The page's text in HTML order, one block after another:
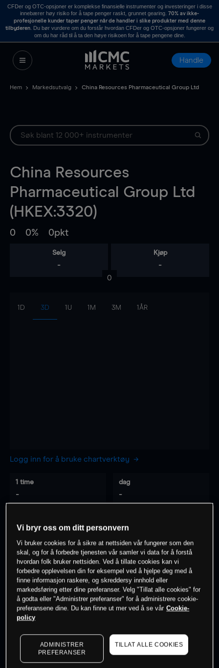
CFDer og OTC-opsjoner er komplekse finansielle instrumenter og investeringer i disse
innebærer høy risiko for å tape penger raskt, grunnet gearing. 70% av ikke-
profesjonelle kunder taper penger når de handler i slike produkter med denne
tilbyderen . Du bør vurdere om du forstår hvordan CFDer og OTC-opsjoner fungerer og
om du har råd til å ta den høye risikoen for å tape pengene dine.
Handle
Hem Markedsutvalg China Resources Pharmaceutical Group Ltd
China Resources
Pharmaceutical Group Ltd
(HKEX:3320)
0 0% 0pkt
Selg
-
Kjøp
-
0
1D 3D 1U 1M 3M 1ÅR
Logg inn for å bruke chartverktøy
1 time
-
dag
-
7 dager
0% av kunder erpå dette instrumentet
Søk om konto
Vi bryr oss om ditt personvern
Vi bruker cookies for å sikre at nettsiden vår fungerer som den
skal, og for å forbedre tjenesten vår samler vi data for å forstå
hvordan folk bruker nettsiden. Ved å tillate cookies kan vi
forbedre opplevelsen din for eksempel ved å hjelpe deg med å
finne informasjon raskere, og skreddersy innhold eller
markedsføring etter dine preferanser. Velg "Tillat alle cookies" for
å godta eller "Administrer preferanser" for å administrere cookie-
preferansene dine. Du kan finne ut mer ved å se vår Cookie-
policy
ADMINISTRER
PREFERANSER
TILLAT ALLE COOKIES